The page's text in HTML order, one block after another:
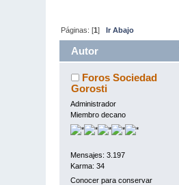
Páginas: [1]Ir Abajo
Autor
Foros Sociedad
Gorosti
Administrador
Miembro decano
Mensajes: 3.197
Karma: 34
Conocer para conservar